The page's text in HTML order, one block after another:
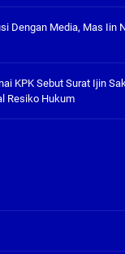
Dengan Media, Mas Iin
KPK Sebut Surat Ijin
Resiko Hukum